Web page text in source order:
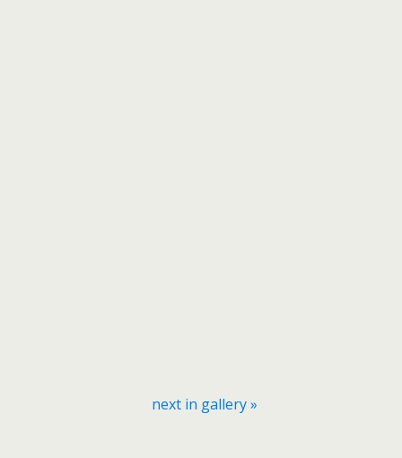
next in gallery »